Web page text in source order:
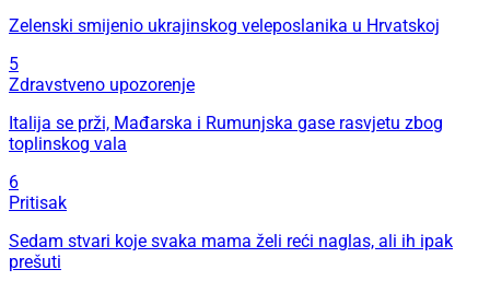
Zelenski smijenio ukrajinskog veleposlanika u Hrvatskoj
5
Zdravstveno upozorenje
Italija se prži, Mađarska i Rumunjska gase rasvjetu zbog
toplinskog vala
6
Pritisak
Sedam stvari koje svaka mama želi reći naglas, ali ih ipak
prešuti